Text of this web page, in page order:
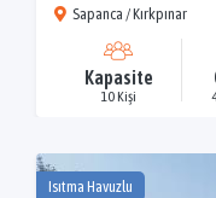
Sapanca / Kırkpınar
Kapasite
10 Kişi
Isıtma Havuzlu